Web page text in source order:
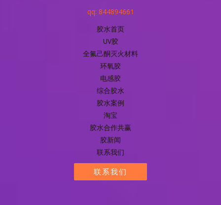
qq: 844894661
胶水首页
UV胶
全氟己酮灭火材料
环氧胶
电感胶
综合胶水
胶水案例
淘宝
胶水合作共赢
胶新闻
联系我们
联系我们